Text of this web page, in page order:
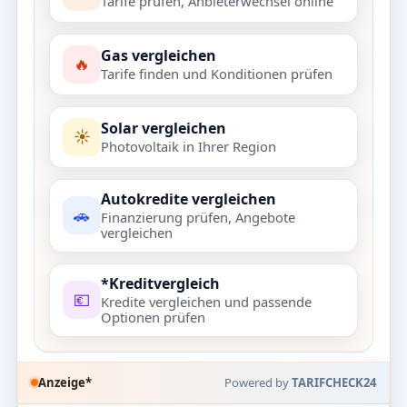
🔥 Gas vergleichen
Tarife finden und Konditionen prüfen
☀️ Solar vergleichen
Photovoltaik in Ihrer Region
🚗
Autokredite vergleichen
Finanzierung prüfen, Angebote
vergleichen
💶
*Kreditvergleich
Kredite vergleichen und passende
Optionen prüfen
Anzeige* Powered byTARIFCHECK24